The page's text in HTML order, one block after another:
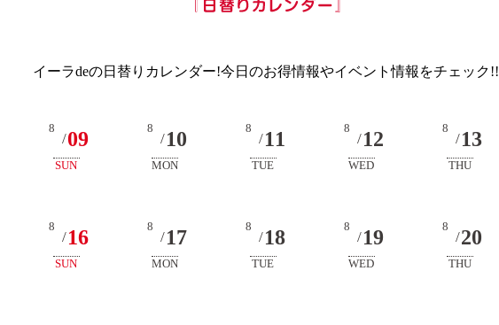
イーラdeの日替りカレンダー!今日のお得情報やイベント情報をチェック!!
8
/09
SUN
8
/10
MON
8
/11
TUE
8
/12
WED
8
/13
THU
8
/16
SUN
8
/17
MON
8
/18
TUE
8
/19
WED
8
/20
THU